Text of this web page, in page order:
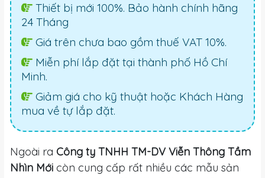
Thiết bị mới 100%. Bảo hành chính hãng
24 Tháng
Giá trên chưa bao gồm thuế VAT 10%.
Miễn phí lắp đặt tại thành phố Hồ Chí
Minh.
Giảm giá cho kỹ thuật hoặc Khách Hàng
mua về tự lắp đặt.
Ngoài ra Công ty TNHH TM-DV Viễn Thông Tầm
Nhìn Mới còn cung cấp rất nhiều các mẫu sản